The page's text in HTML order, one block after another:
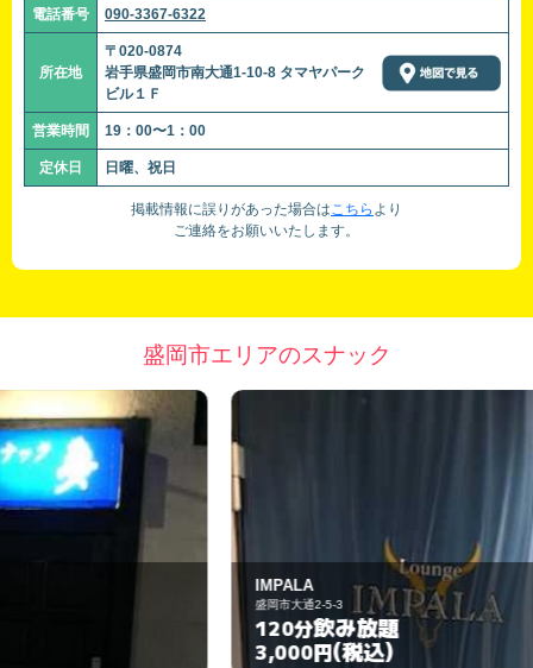
電話番号 090-3367-6322
所在地
〒020-0874
岩手県盛岡市南大通1-10-8 タマヤパーク
ビル１Ｆ
営業時間 19：00〜1：00
定休日 日曜、祝日
掲載情報に誤りがあった場合はこちら より
ご連絡をお願いいたします。
盛岡市エリアのスナック
3,000円